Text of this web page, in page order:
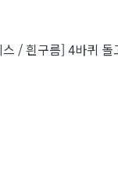
/ 흰구름] 4바퀴